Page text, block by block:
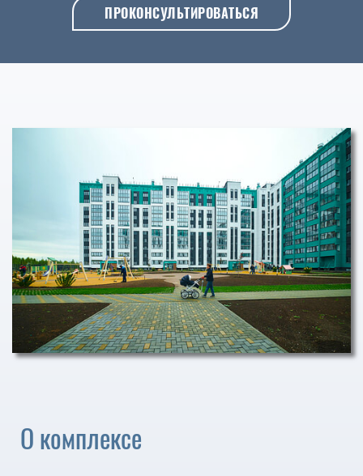
ПРОКОНСУЛЬТИРОВАТЬСЯ
О комплексе